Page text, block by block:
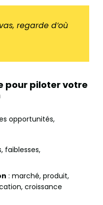
regarde d’où
pour piloter votre
opportunités,
faiblesses,
: marché, produit,
croissance